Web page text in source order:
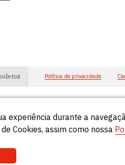
Política de privacidade
2966
Lojistas
0800-648-2955
experiência durante a
Cookies, assim como nossa